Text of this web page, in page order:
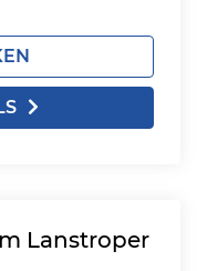
Lanstroper